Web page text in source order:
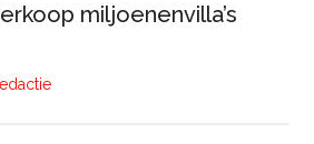
miljoenenvilla’s